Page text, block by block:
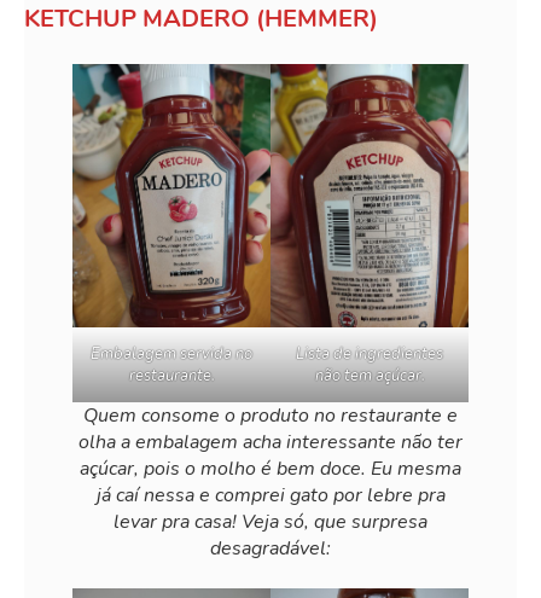
KETCHUP MADERO (HEMMER)
Embalagem servida no
restaurante.
Lista de ingredientes
não tem açúcar.
Quem consome o produto no restaurante e
olha a embalagem acha interessante não ter
açúcar, pois o molho é bem doce. Eu mesma
já caí nessa e comprei gato por lebre pra
levar pra casa! Veja só, que surpresa
desagradável: